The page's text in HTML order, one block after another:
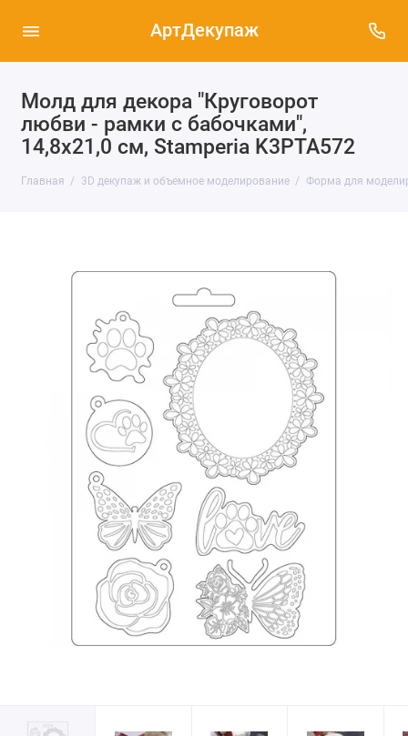
АртДекупаж
Молд для декора "Круговорот
любви - рамки с бабочками",
14,8х21,0 см, Stamperia K3PTA572
Главная 3D декупаж и объемное моделирование Форма для